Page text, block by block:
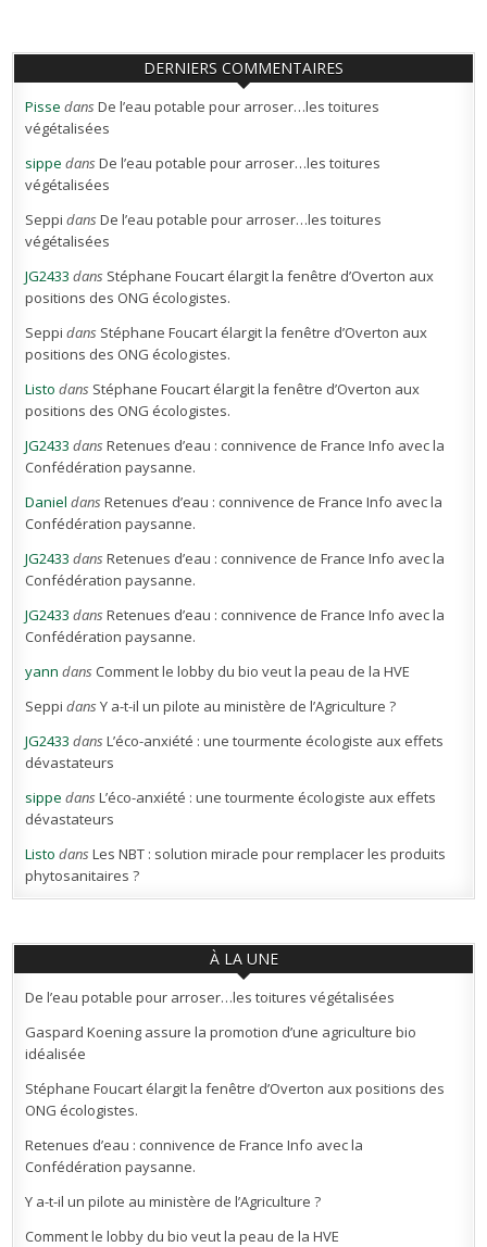
DERNIERS COMMENTAIRES
Pisse dansDe l’eau potable pour arroser…les toitures
végétalisées
sippe dansDe l’eau potable pour arroser…les toitures
végétalisées
Seppi dansDe l’eau potable pour arroser…les toitures
végétalisées
JG2433 dans Stéphane Foucart élargit la fenêtre d’Overton aux
positions des ONG écologistes.
Seppi dans Stéphane Foucart élargit la fenêtre d’Overton aux
positions des ONG écologistes.
Listo dans Stéphane Foucart élargit la fenêtre d’Overton aux
positions des ONG écologistes.
JG2433 dansRetenues d’eau : connivence de France Info avec la
Confédération paysanne.
Daniel dansRetenues d’eau : connivence de France Info avec la
Confédération paysanne.
JG2433 dansRetenues d’eau : connivence de France Info avec la
Confédération paysanne.
JG2433 dansRetenues d’eau : connivence de France Info avec la
Confédération paysanne.
yann dans Comment le lobby du bio veut la peau de la HVE
Seppi dansY a-t-il un pilote au ministère de l’Agriculture ?
JG2433 dansL’éco-anxiété : une tourmente écologiste aux effets
dévastateurs
sippe dansL’éco-anxiété : une tourmente écologiste aux effets
dévastateurs
Listo dansLes NBT : solution miracle pour remplacer les produits
phytosanitaires ?
À LA UNE
De l’eau potable pour arroser…les toitures végétalisées
Gaspard Koening assure la promotion d’une agriculture bio
idéalisée
Stéphane Foucart élargit la fenêtre d’Overton aux positions des
ONG écologistes.
Retenues d’eau : connivence de France Info avec la
Confédération paysanne.
Y a-t-il un pilote au ministère de l’Agriculture ?
Comment le lobby du bio veut la peau de la HVE